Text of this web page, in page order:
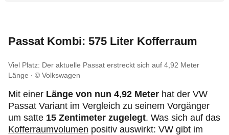
Passat Kombi: 575 Liter Kofferraum
Viel Platz: Der aktuelle Passat erstreckt sich auf 4,92 Meter
Länge
© Volkswagen
Mit einer Länge von nun 4,92 Meter hat der VW
Passat Variant im Vergleich zu seinem Vorgänger
um satte 15 Zentimeter zugelegt. Was sich auf das
Kofferraumvolumen positiv auswirkt: VW gibt im